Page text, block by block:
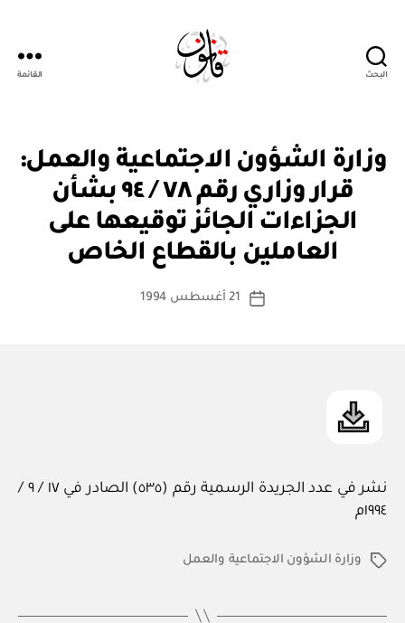
البحث القائمة
التصنيفاتق
روزارة الشؤون الاجتماعية والعمل:
قرار وزاري رقم ٧٨ / ٩٤ بشأن
الجزاءات الجائز توقيعها على
العاملين بالقطاع الخاص
كاتب
بو
س
ة
تاريخ
21 أغسطس 1994
نشر في عدد الجريدة الرسمية رقم (٥٣٥) الصادر في ١٧ / ٩ /
١٩٩٤م
الوسوموزارة الشؤون الاجتماعية والعمل